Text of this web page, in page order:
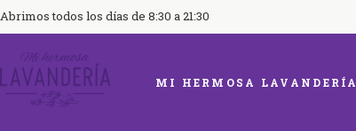
Abrimos todos los días de 8:30 a 21:30
MI HERMOSA LAVANDERÍA